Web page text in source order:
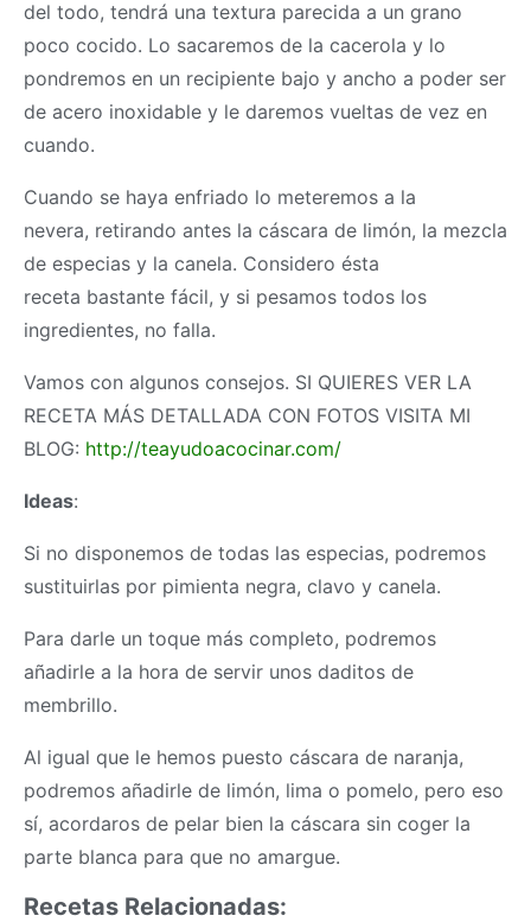
del todo, tendrá una textura parecida a un grano
poco cocido. Lo sacaremos de la cacerola y lo
pondremos en un recipiente bajo y ancho a poder ser
de acero inoxidable y le daremos vueltas de vez en
cuando.
Cuando se haya enfriado lo meteremos a la
nevera, retirando antes la cáscara de limón, la mezcla
de especias y la canela. Considero ésta
receta bastante fácil, y si pesamos todos los
ingredientes, no falla.
Vamos con algunos consejos. SI QUIERES VER LA
RECETA MÁS DETALLADA CON FOTOS VISITA MI
BLOG: http://teayudoacocinar.com/
Ideas:
Si no disponemos de todas las especias, podremos
sustituirlas por pimienta negra, clavo y canela.
Para darle un toque más completo, podremos
añadirle a la hora de servir unos daditos de
membrillo.
Al igual que le hemos puesto cáscara de naranja,
podremos añadirle de limón, lima o pomelo, pero eso
sí, acordaros de pelar bien la cáscara sin coger la
parte blanca para que no amargue.
Recetas Relacionadas: